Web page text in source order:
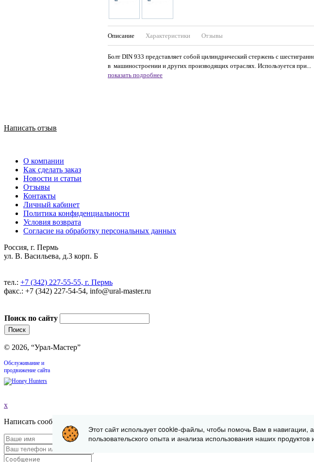
Описание Характеристики Отзывы
Болт DIN 933 представляет собой цилиндрический стержень с
в машиностроении и других производящих отраслях. Используется при...
показать подробнее
Написать отзыв
О компании
Как сделать заказ
Новости и статьи
Отзывы
Контакты
Личный кабинет
Политика конфиденциальности
Условия возврата
Согласие на обработку персональных данных
Россия, г. Пермь
ул. В. Васильева, д.3 корп. Б
тел.: +7 (342) 227-55-55, г. Пермь
факс.: +7 (342) 227-54-54, info@ural-master.ru
Поиск по сайту
© 2026, “Урал-Мастер”
Обслуживание и
продвижение сайта
x
Написать сообщение
Этот сайт использует cookie-файлы, чтобы помочь Вам в навигации,
пользовательского опыта и анализа использования наших продуктов